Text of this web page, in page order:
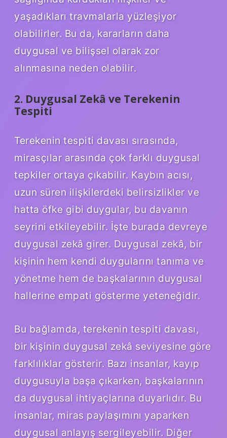
yaşadıkları travmalarla yüzleşiyor
olabilirler. Bu da, kararların daha
duygusal ve bilişsel olarak zor
alınmasına neden olabilir.
2. Duygusal Zekâ ve Terekenin
Tespiti
Terekenin tespiti davası sırasında,
mirasçılar arasında çok farklı duygusal
tepkiler ortaya çıkabilir. Kaybın acısı,
uzun süren ilişkilerdeki belirsizlikler ve
hatta öfke gibi duygular, bu davanın
seyrini etkileyebilir. İşte burada devreye
duygusal zekâ girer. Duygusal zekâ, bir
kişinin hem kendi duygularını tanıma ve
yönetme hem de başkalarının duygusal
hallerine empati gösterme yeteneğidir.
Bu bağlamda, terekenin tespiti davası,
bir kişinin duygusal zekâ seviyesine göre
farklılıklar gösterir. Bazı insanlar, kayıp
duygusuyla başa çıkarken, başkalarının
da duygusal ihtiyaçlarına duyarlıdır. Bu
insanlar, miras paylaşımını yaparken
duygusal anlayış sergileyebilir. Diğer